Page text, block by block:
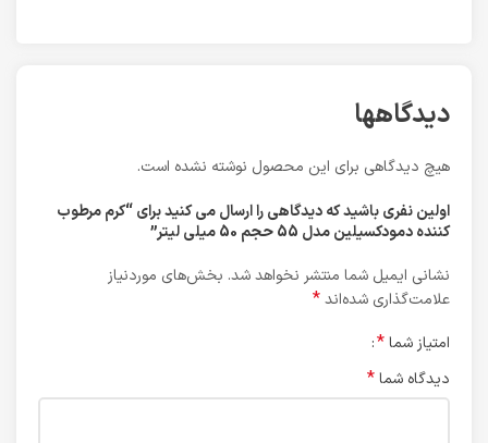
دیدگاهها
هیچ دیدگاهی برای این محصول نوشته نشده است.
اولین نفری باشید که دیدگاهی را ارسال می کنید برای “کرم مرطوب
کننده دمودکسیلین مدل 55 حجم 50 میلی لیتر”
نشانی ایمیل شما منتشر نخواهد شد. بخش‌های موردنیاز
علامت‌گذاری شده‌اند*
امتیاز شما*
دیدگاه شما*